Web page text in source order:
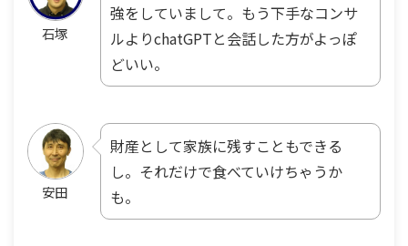
石塚
強をしていまして。もう下手なコンサ
ルよりchatGPTと会話した方がよっぽ
どいい。
安田
財産として家族に残すこともできる
し。それだけで食べていけちゃうか
も。